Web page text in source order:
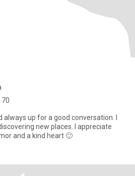
70
always up for a good conversation. I
new places. I appreciate
and a kind heart 🙂